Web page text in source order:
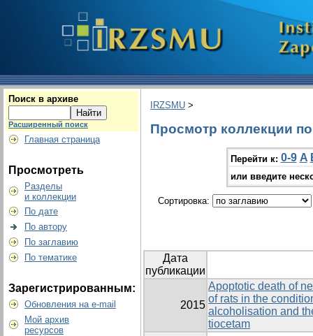
Поиск в архиве
Расширенный поиск
Главная страница
Просмотреть
Разделы
и коллекции
По дате
По автору
По заглавию
По тематике
Зарегистрированным:
Обновления на e-mail
Мой архив
ресурсов
IRZSMU >
Просмотр коллекции
Перейти к: 0-9 A
или введите
Сортировка:
Дата
публикации
2015
Apoptotic death of
of rats in the
alcoholisation and
tiocetam